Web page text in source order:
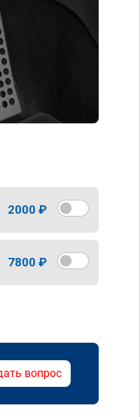
2000 ₽
7800 ₽
вопрос